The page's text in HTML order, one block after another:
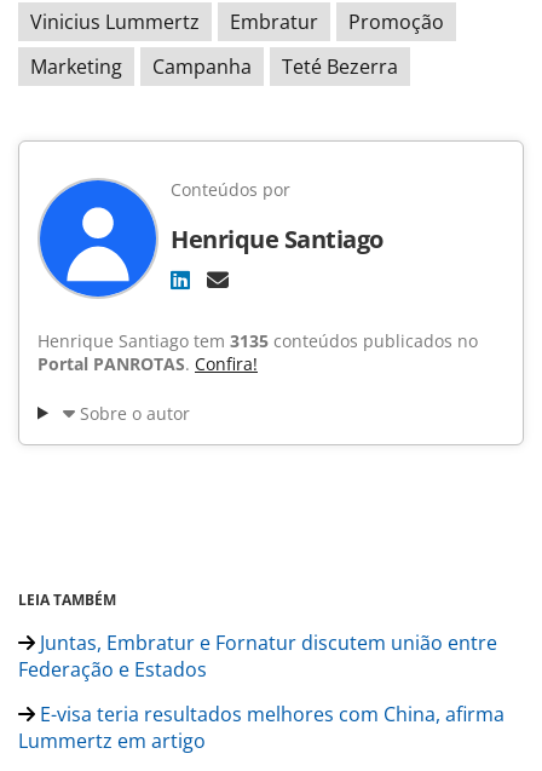
Vinicius Lummertz Embratur
Promoção
Marketing
Campanha Teté Bezerra
Conteúdos por
Henrique Santiago
Henrique Santiago tem 3135 conteúdos publicados no
Portal PANROTAS. Confira!
Sobre o autor
LEIA TAMBÉM
Juntas, Embratur e Fornatur discutem união entre
Federação e Estados
E-visa teria resultados melhores com China, afirma
Lummertz em artigo